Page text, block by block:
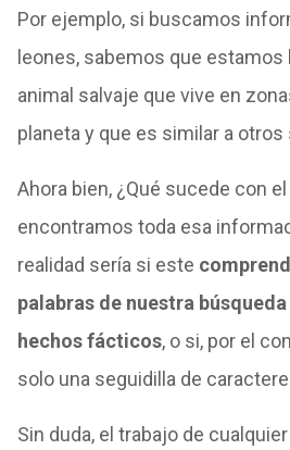
Por ejemplo, si buscamos
leones, sabemos que estamos
animal salvaje que vive en
planeta y que es similar a
Ahora bien, ¿Qué sucede con
encontramos toda esa
realidad sería si este
palabras de nuestra
hechos fácticos, o si, por el
solo una seguidilla de
Sin duda, el trabajo de